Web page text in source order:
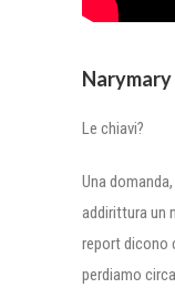
Narymary
Le chiavi?
Una
addirittura un
report dicono
perdiamo